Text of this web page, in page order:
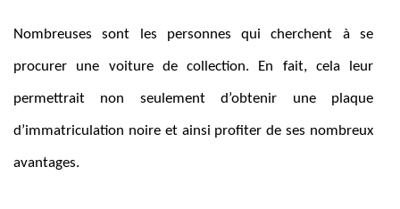
Nombreuses sont les personnes qui cherchent à se
procurer une voiture de collection. En fait, cela leur
permettrait non seulement d’obtenir une plaque
d’immatriculation noire et ainsi profiter de ses nombreux
avantages.